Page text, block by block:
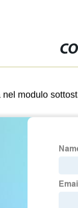
modulo